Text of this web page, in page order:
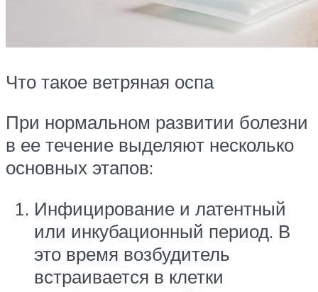
Что такое ветряная оспа
При нормальном развитии болезни
в ее течение выделяют несколько
основных этапов:
Инфицирование и латентный
или инкубационный период. В
это время возбудитель
встраивается в клетки